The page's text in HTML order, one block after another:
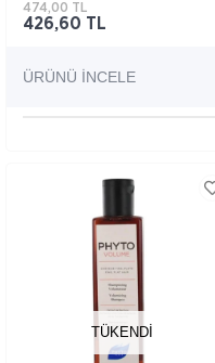
426,60 TL
474,00 TL
ÜRÜNÜ İNCELE
TÜKENDI